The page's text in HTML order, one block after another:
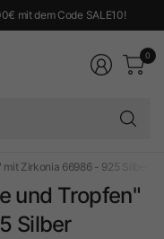
mit dem Code SALE10!
0
mit Zirkonia 66986 - 925 Silber
und Tropfen"
Silber